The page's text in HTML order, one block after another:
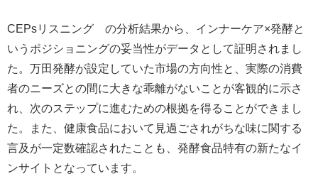
CEPsリスニング®の分析結果から、インナーケア×発酵と
いうポジショニングの妥当性がデータとして証明されまし
た。万田発酵が設定していた市場の方向性と、実際の消費
者のニーズとの間に大きな乖離がないことが客観的に示さ
れ、次のステップに進むための根拠を得ることができまし
た。また、健康食品において見過ごされがちな味に関する
言及が一定数確認されたことも、発酵食品特有の新たなイ
ンサイトとなっています。